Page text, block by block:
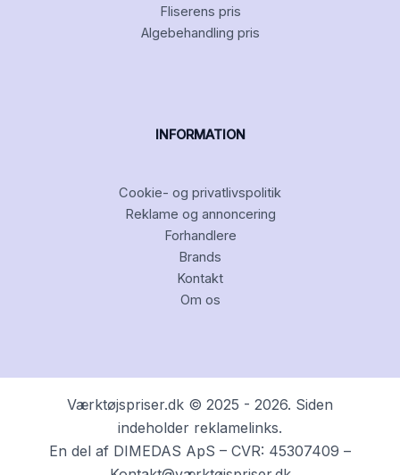
Fliserens pris
Algebehandling pris
INFORMATION
Cookie- og privatlivspolitik
Reklame og annoncering
Forhandlere
Brands
Kontakt
Om os
Værktøjspriser.dk © 2025 - 2026. Siden
indeholder reklamelinks.
En del af DIMEDAS ApS – CVR: 45307409 –